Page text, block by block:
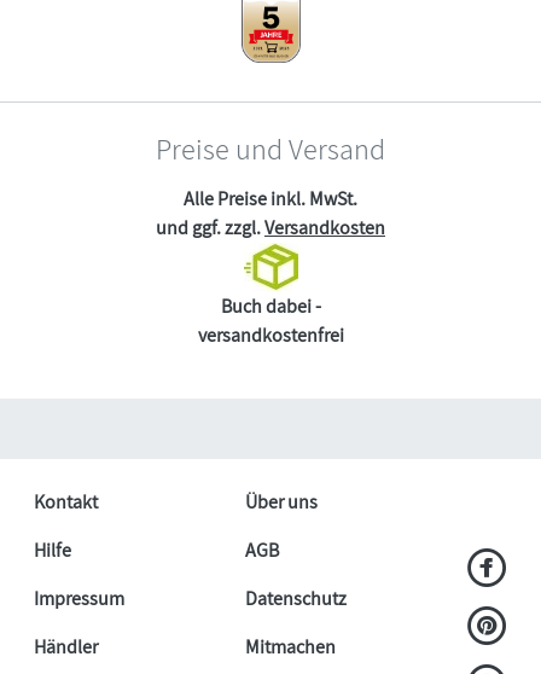
Preise und Versand
Alle Preise inkl. MwSt.
und ggf. zzgl.Versandkosten
Buch dabei -
versandkostenfrei
Kontakt
Über uns
Hilfe
AGB
Impressum
Datenschutz
Händler
Mitmachen